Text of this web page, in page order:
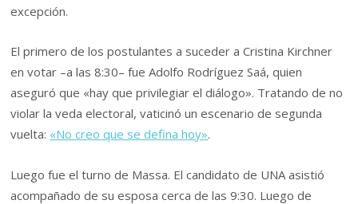
excepción.
El primero de los postulantes a suceder a Cristina Kirchner
en votar –a las 8:30– fue Adolfo Rodríguez Saá, quien
aseguró que «hay que privilegiar el diálogo». Tratando de no
violar la veda electoral, vaticinó un escenario de segunda
vuelta: «No creo que se defina hoy».
Luego fue el turno de Massa. El candidato de UNA asistió
acompañado de su esposa cerca de las 9:30. Luego de